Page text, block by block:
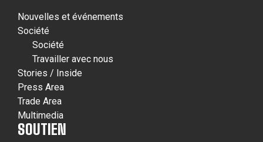
Nouvelles et événements
Société
Société
Travailler avec nous
Stories / Inside
Press Area
Trade Area
Multimedia
SOUTIEN